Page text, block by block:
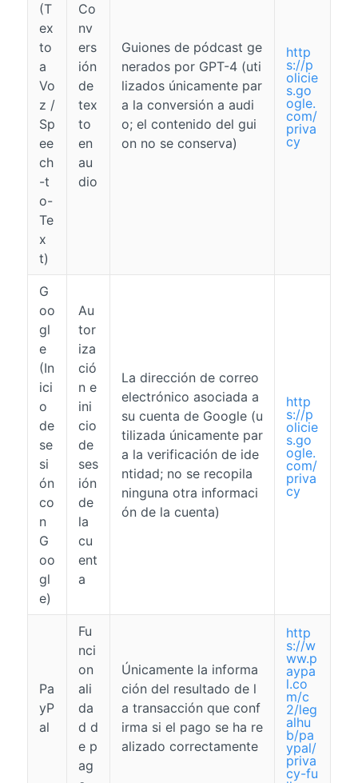
(T
ex
to
a
Vo
z /
Sp
ee
ch
-t
o-
Te
x
t)
Co
nv
ers
ión
de
tex
to
en
au
dio
Guiones de pódcast ge
nerados por GPT-4 (uti
lizados únicamente par
a la conversión a audi
o; el contenido del gui
on no se conserva)
http
s://p
olicie
s.go
ogle.
com/
priva
cy
G
oo
gl
e
(In
ici
o
de
se
si
ón
co
n
G
oo
gl
e)
Au
tor
iza
ció
n e
ini
cio
de
ses
ión
de
la
cu
ent
a
La dirección de correo
electrónico asociada a
su cuenta de Google (u
tilizada únicamente par
a la verificación de ide
ntidad; no se recopila
ninguna otra informaci
ón de la cuenta)
http
s://p
olicie
s.go
ogle.
com/
priva
cy
Pa
yP
al
Fu
nci
on
ali
da
d d
e p
ag
Únicamente la informa
ción del resultado de l
a transacción que conf
irma si el pago se ha re
alizado correctamente
http
s://w
ww.p
aypa
l.co
m/c
2/leg
alhu
b/pa
ypal/
priva
cy-fu